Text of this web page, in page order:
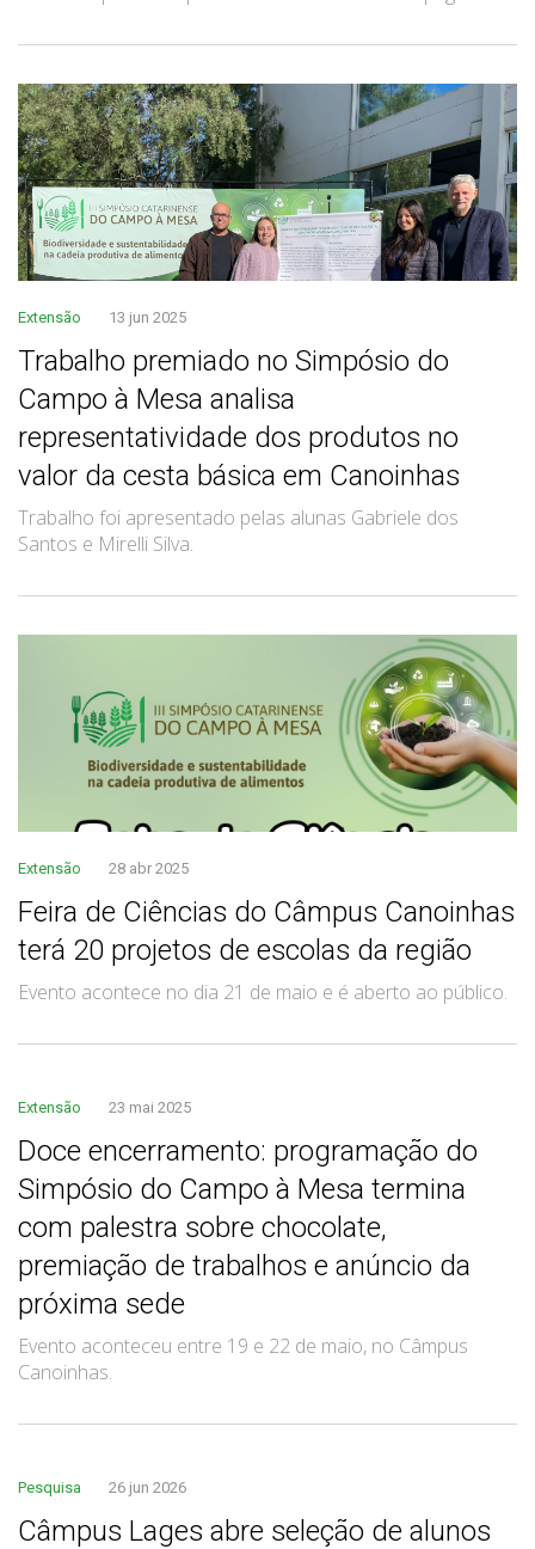
Extensão 13 jun 2025
Trabalho premiado no Simpósio do
Campo à Mesa analisa
representatividade dos produtos no
valor da cesta básica em Canoinhas
Trabalho foi apresentado pelas alunas Gabriele dos
Santos e Mirelli Silva.
Extensão 28 abr 2025
Feira de Ciências do Câmpus Canoinhas
terá 20 projetos de escolas da região
Evento acontece no dia 21 de maio e é aberto ao público.
Extensão 23 mai 2025
Doce encerramento: programação do
Simpósio do Campo à Mesa termina
com palestra sobre chocolate,
premiação de trabalhos e anúncio da
próxima sede
Evento aconteceu entre 19 e 22 de maio, no Câmpus
Canoinhas.
Pesquisa 26 jun 2026
Câmpus Lages abre seleção de alunos